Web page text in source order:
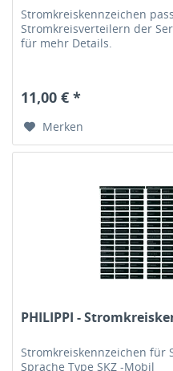
Stromkreiskennzeichen
Stromkreisverteilern der
für mehr Details.
11,00 € *
Merken
PHILIPPI -
Stromkreiskennzeichen für
Sprache Type SKZ -Mobil